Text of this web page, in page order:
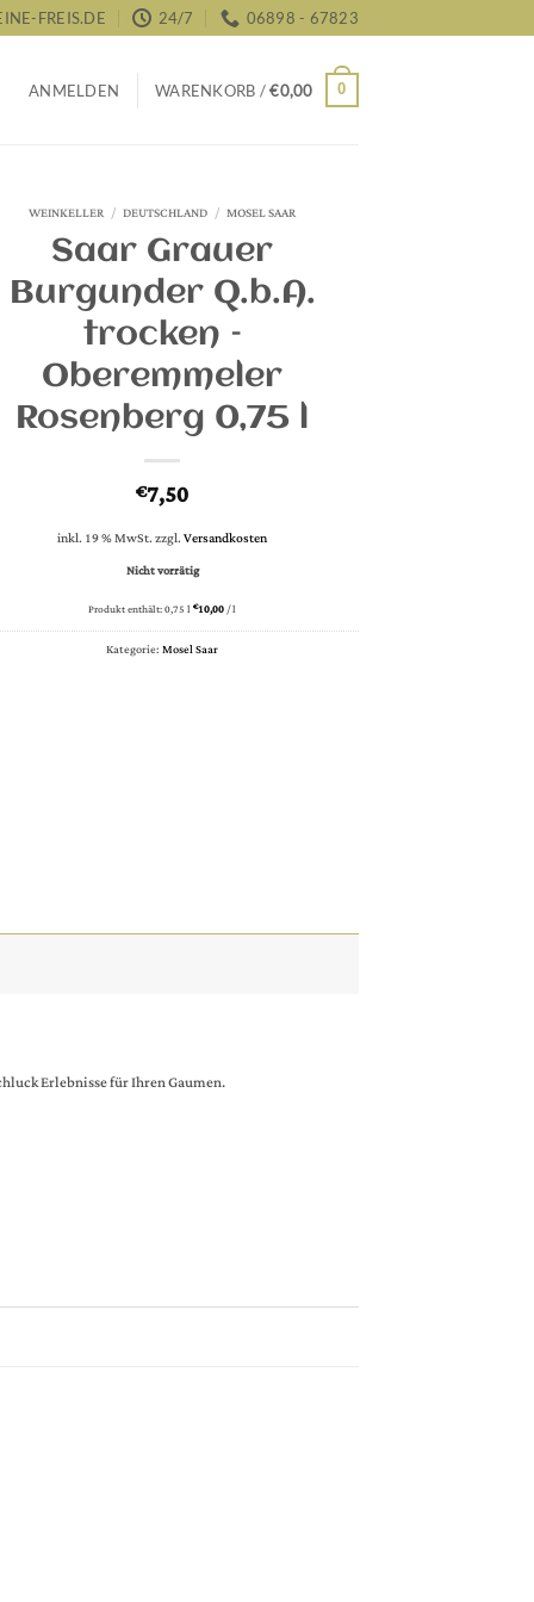
FREIS.DE 24/7 06898 - 67823
ANMELDEN WARENKORB /€0,00 0
WEINKELLER / DEUTSCHLAND / MOSEL SAAR
Saar Grauer
Burgunder Q.b.A.
trocken –
Oberemmeler
Rosenberg 0,75 l
€7,50
inkl. 19 % MwSt.zzgl.Versandkosten
Nicht vorrätig
Produkt enthält: 0,75l €10,00/l
Kategorie:Mosel Saar
Erlebnisse für Ihren Gaumen.